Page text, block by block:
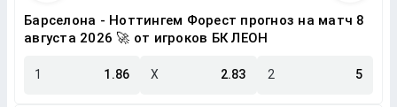
Барселона - Ноттингем Форест прогноз на матч 8
августа 2026 🚀 от игроков БК ЛЕОН
1 1.86 X 2.83 2 5